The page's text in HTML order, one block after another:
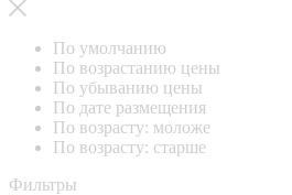
По умолчанию
По возрастанию цены
По убыванию цены
По дате размещения
По возрасту: моложе
По возрасту: старше
Фильтры